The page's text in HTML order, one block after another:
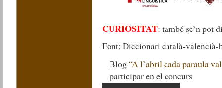
CURIOSITAT: també se’n pot
Font: Diccionari català-valencià-
Blog“A l’abril cada paraula
participar en el concurs